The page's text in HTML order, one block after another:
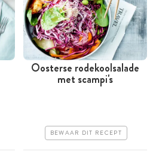
Minder dan 30 minuten
Erg makkelijk
Oosterse rodekoolsalade
met scampi's
BEWAAR DIT RECEPT